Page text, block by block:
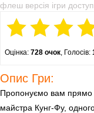
флеш версія ігри
Оцінка: 728 очок, Голосів:
Опис Гри:
Пропонуємо вам прямо
майстра Кунг-Фу,